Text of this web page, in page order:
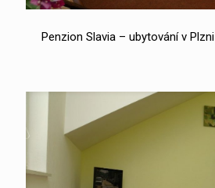
Penzion Slavia – ubytování v Plzni